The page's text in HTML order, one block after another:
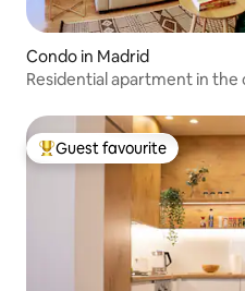
Condo in Madrid
Residential apartment in the
Top guest favourite
Guest favourite